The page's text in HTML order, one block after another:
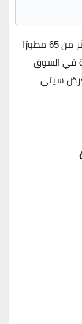
65 مطورًا
في السوق
سيتي